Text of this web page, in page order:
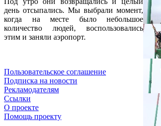
день отсыпались. Мы выбрали момент,
когда на месте было небольшое
количество людей, воспользовались
этим и заняли аэропорт.
Пользовательское соглашение
Подписка на новости
Рекламодателям
Ссылки
О проекте
Помощь проекту